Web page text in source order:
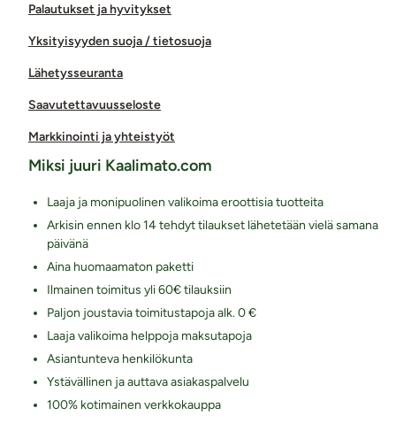
Palautukset ja hyvitykset
Yksityisyyden suoja / tietosuoja
Lähetysseuranta
Saavutettavuusseloste
Markkinointi ja yhteistyöt
Miksi juuri Kaalimato.com
Laaja ja monipuolinen valikoima eroottisia tuotteita
Arkisin ennen klo 14 tehdyt tilaukset lähetetään vielä samana
päivänä
Aina huomaamaton paketti
Ilmainen toimitus yli 60€ tilauksiin
Paljon joustavia toimitustapoja alk. 0 €
Laaja valikoima helppoja maksutapoja
Asiantunteva henkilökunta
Ystävällinen ja auttava asiakaspalvelu
100% kotimainen verkkokauppa